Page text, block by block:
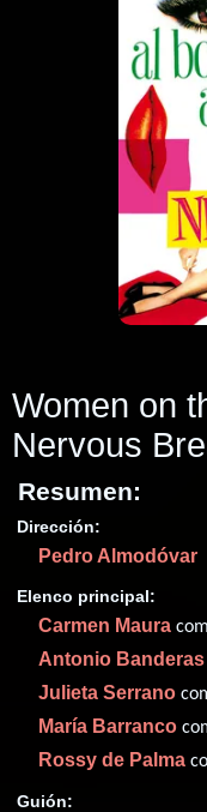
Women on
Nervous
Resumen:
Dirección:
Pedro Almodóvar
Elenco principal:
Carmen Maura
Antonio Banderas
Julieta Serrano
María Barranco
Rossy de Palma
Guión: